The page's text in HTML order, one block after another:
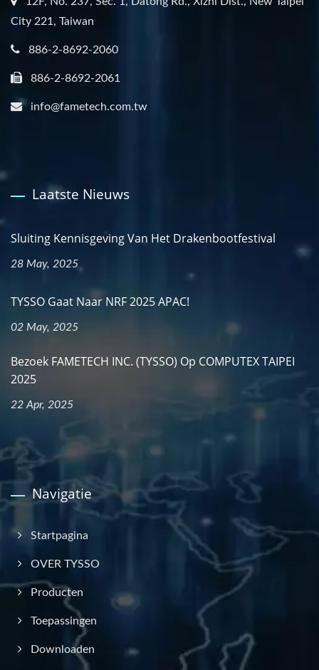
City 221, Taiwan
886-2-8692-2060
886-2-8692-2061
info@fametech.com.tw
Laatste Nieuws
Sluiting Kennisgeving Van Het Drakenbootfestival
28 May, 2025
TYSSO Gaat Naar NRF 2025 APAC!
02 May, 2025
Bezoek FAMETECH INC. (TYSSO) Op COMPUTEX TAIPEI
2025
22 Apr, 2025
Navigatie
Startpagina
OVER TYSSO
Producten
Toepassingen
Downloaden